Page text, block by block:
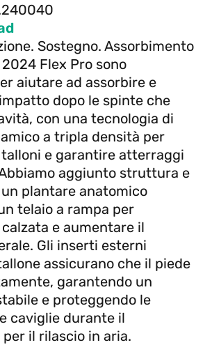
Sostegno. Assorbimento
Flex Pro sono
aiutare ad assorbire e
dopo le spinte che
con una tecnologia di
a tripla densità per
e garantire atterraggi
aggiunto struttura e
plantare anatomico
telaio a rampa per
e aumentare il
Gli inserti esterni
assicurano che il piede
garantendo un
e proteggendo le
caviglie durante il
il rilascio in aria.